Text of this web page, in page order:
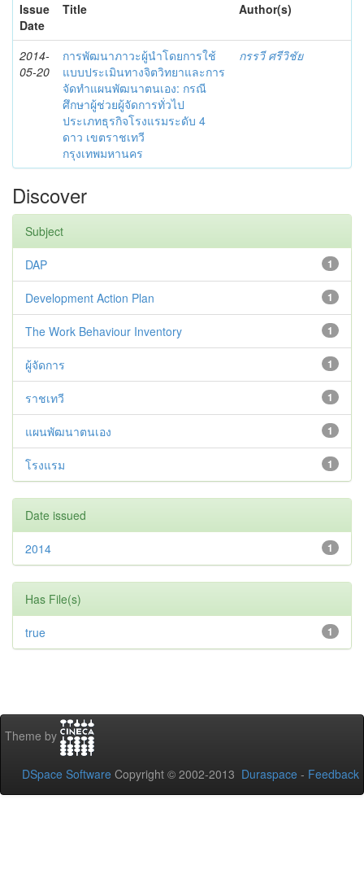
Issue
Date
Title Author(s)
2014-
05-20
การพัฒนาภาวะผู้นำโดยการใช้
แบบประเมินทางจิตวิทยาและการ
จัดทำแผนพัฒนาตนเอง: กรณี
ศึกษาผู้ช่วยผู้จัดการทั่วไป
ประเภทธุรกิจโรงแรมระดับ 4
ดาว เขตราชเทวี
กรุงเทพมหานคร
กรรวี ศรีวิชัย
Discover
Subject
1
DAP
1
Development Action Plan
1
The Work Behaviour Inventory
1
ผู้จัดการ
1
ราชเทวี
1
แผนพัฒนาตนเอง
1
โรงแรม
Date issued
1
2014
Has File(s)
1
true
Theme by
DSpace Software Copyright © 2002-2013 Duraspace - Feedback